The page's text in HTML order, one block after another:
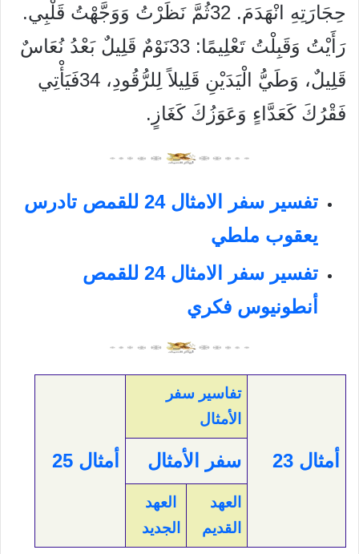
حِجَارَتِهِ انْهَدَمَ. 32ثُمَّ نَظَرْتُ وَوَجَّهْتُ قَلْبِي.
رَأَيْتُ وَقَبِلْتُ تَعْلِيمًا: 33نَوْمٌ قَلِيلٌ بَعْدُ نُعَاسٌ
قَلِيلٌ، وَطَيُّ الْيَدَيْنِ قَلِيلاً لِلرُّقُودِ، 34فَيَأْتِي
فَقْرُكَ كَعَدَّاءٍ وَعَوَزُكَ كَغَازٍ.
تفسير سفر الامثال 24 للقمص تادرس
يعقوب ملطي
تفسير سفر الامثال 24 للقمص
أنطونيوس فكري
أمثال 23
تفاسير سفر
الأمثال
أمثال 25 سفر الأمثال
العهد
القديم
العهد
الجديد